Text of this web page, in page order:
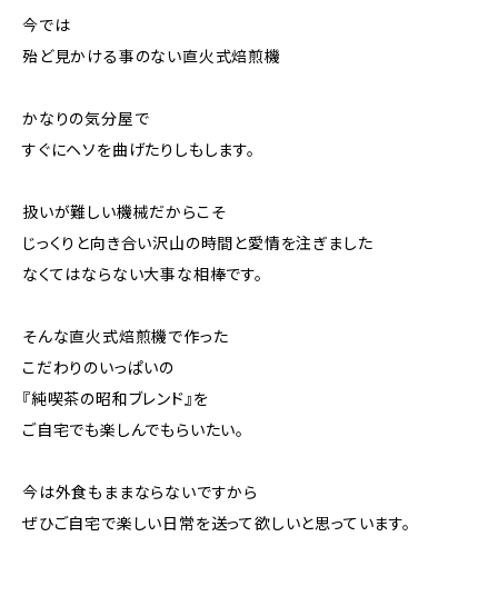
今では
殆ど見かける事のない直火式焙煎機
かなりの気分屋で
すぐにヘソを曲げたりしもします。
扱いが難しい機械だからこそ
じっくりと向き合い沢山の時間と愛情を注ぎました
なくてはならない大事な相棒です。
そんな直火式焙煎機で作った
こだわりのいっぱいの
『純喫茶の昭和ブレンド』を
ご自宅でも楽しんでもらいたい。
今は外食もままならないですから
ぜひご自宅で楽しい日常を送って欲しいと思っています。